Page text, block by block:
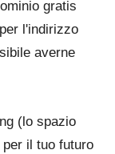
gratis
l'indirizzo
averne
(lo spazio
il tuo futuro